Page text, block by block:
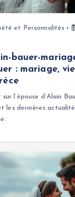
et Personnalités
bauer-
: mariage,
l’épouse d’Alain
les dernières